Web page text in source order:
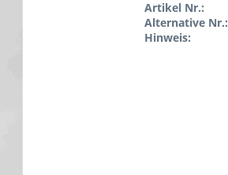
Artikel Nr.:
Alternative Nr.:
Hinweis: